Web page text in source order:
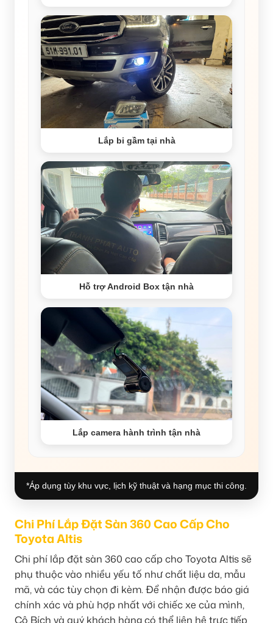
Lắp bi gầm tại nhà
Hỗ trợ Android Box tận nhà
Lắp camera hành trình tận nhà
*Áp dụng tùy khu vực, lịch kỹ thuật và hạng mục thi công.
Chi Phí Lắp Đặt Sàn 360 Cao Cấp Cho
Toyota Altis
Chi phí lắp đặt sàn 360 cao cấp cho Toyota Altis sẽ
phụ thuộc vào nhiều yếu tố như chất liệu da, mẫu
mã, và các tùy chọn đi kèm. Để nhận được báo giá
chính xác và phù hợp nhất với chiếc xe của mình,
Cô Bích và quý khách hàng có thể liên hệ trực tiếp